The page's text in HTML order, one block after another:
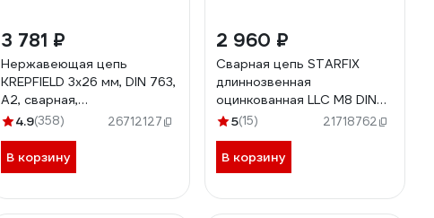
3 781 ₽
Нержавеющая цепь
KREPFIELD 3x26 мм, DIN 763,
А2, сварная,
длиннозвенная, 10 м
4.9(358) 26712127
В корзину
2 960 ₽
Сварная цепь STARFIX
длиннозвенная
оцинкованная LLC М8 DIN
763 бухта 10 м SMP-63689-
5(15) 21718762
В корзину